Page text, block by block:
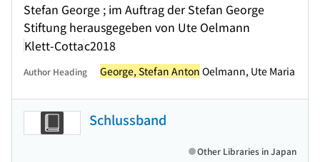
Stefan George ; im Auftrag der Stefan George
Stiftung herausgegeben von Ute Oelmann
Klett-Cottac2018
Author Heading George, Stefan Anton Oelmann, Ute Maria
Schlussband
Other Libraries in Japan